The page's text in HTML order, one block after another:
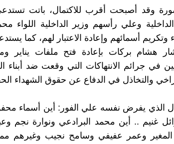
وقد أصبحت أقرب للاكتمال، باتت
وعلي رأسهم وزير الداخلية اللواء
وتكريم أسمائهم وإعادة الاعتبار لهم، كما
هشام بركات بإعادة فتح ملفات يناير
في جرائم الانتهاكات التي وقعت ضد أبناء
والتخاذل في الدفاع عن حقوق الشهداء
الذي يفرض نفسه علي الفور: أين أسماء
غنيم .. أين محمد البرادعي ونوارة نجم
المغير وعمر عفيفي وسامح نجيب وغيرهم